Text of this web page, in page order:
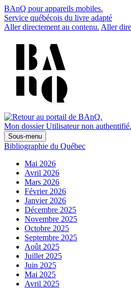
BAnQ pour appareils mobiles.
Service québécois du livre adapté
Aller directement au contenu. Aller
Mon dossier Utilisateur non authentifié.
Sous-menu
Bibliographie du Québec
Mai 2026
Avril 2026
Mars 2026
Février 2026
Janvier 2026
Décembre 2025
Novembre 2025
Octobre 2025
Septembre 2025
Août 2025
Juillet 2025
Juin 2025
Mai 2025
Avril 2025